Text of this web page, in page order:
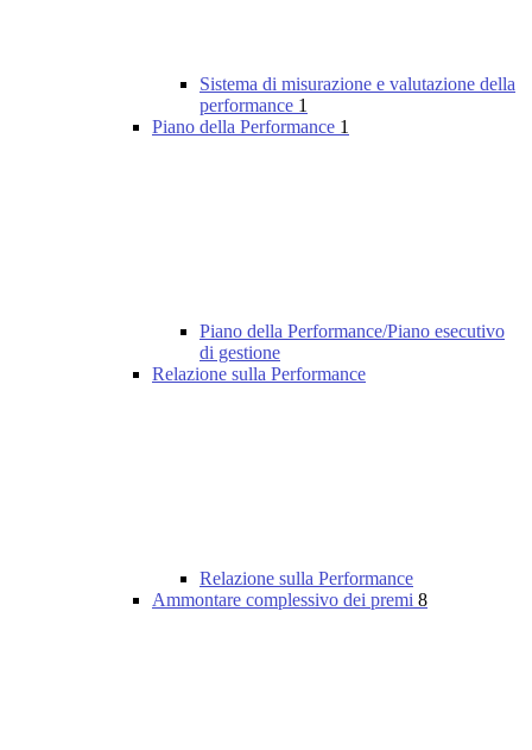
Sistema di misurazione e valutazione della
performance 1
Piano della Performance 1
Piano della Performance/Piano esecutivo
di gestione
Relazione sulla Performance
Relazione sulla Performance
Ammontare complessivo dei premi 8